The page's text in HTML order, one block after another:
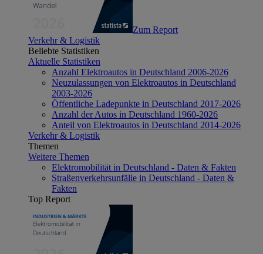
Zum Report
Verkehr & Logistik
Beliebte Statistiken
Aktuelle Statistiken
Anzahl Elektroautos in Deutschland 2006-2026
Neuzulassungen von Elektroautos in Deutschland
2003-2026
Öffentliche Ladepunkte in Deutschland 2017-2026
Anzahl der Autos in Deutschland 1960-2026
Anteil von Elektroautos in Deutschland 2014-2026
Verkehr & Logistik
Themen
Weitere Themen
Elektromobilität in Deutschland - Daten & Fakten
Straßenverkehrsunfälle in Deutschland - Daten &
Fakten
Top Report